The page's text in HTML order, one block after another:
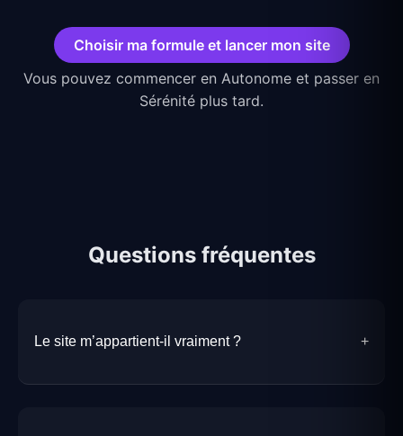
Choisir ma formule et lancer mon site
Vous pouvez commencer en Autonome et passer en
Sérénité plus tard.
Questions fréquentes
Le site m’appartient-il vraiment ?